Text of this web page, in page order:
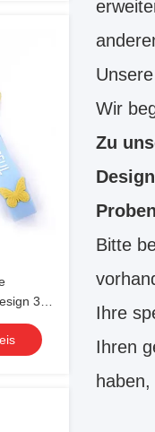
3d
Wir
Zu
Bitte
Ihre
Ihren